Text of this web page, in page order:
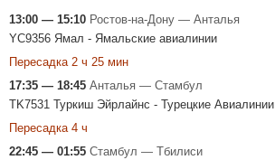
13:00 — 15:10 Ростов-на-Дону — Анталья
YC9356 Ямал - Ямальские авиалинии
Пересадка 2 ч 25 мин
17:35 — 18:45 Анталья — Стамбул
TK7531 Туркиш Эйрлайнс - Турецкие Авиалинии
Пересадка 4 ч
22:45 — 01:55 Стамбул — Тбилиси